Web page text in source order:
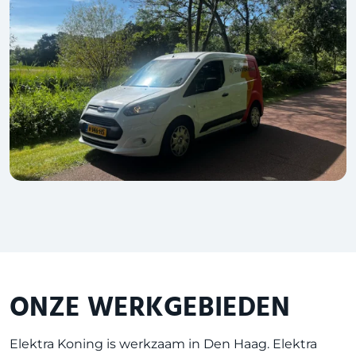
ONZE WERKGEBIEDEN
Elektra Koning is werkzaam in Den Haag. Elektra